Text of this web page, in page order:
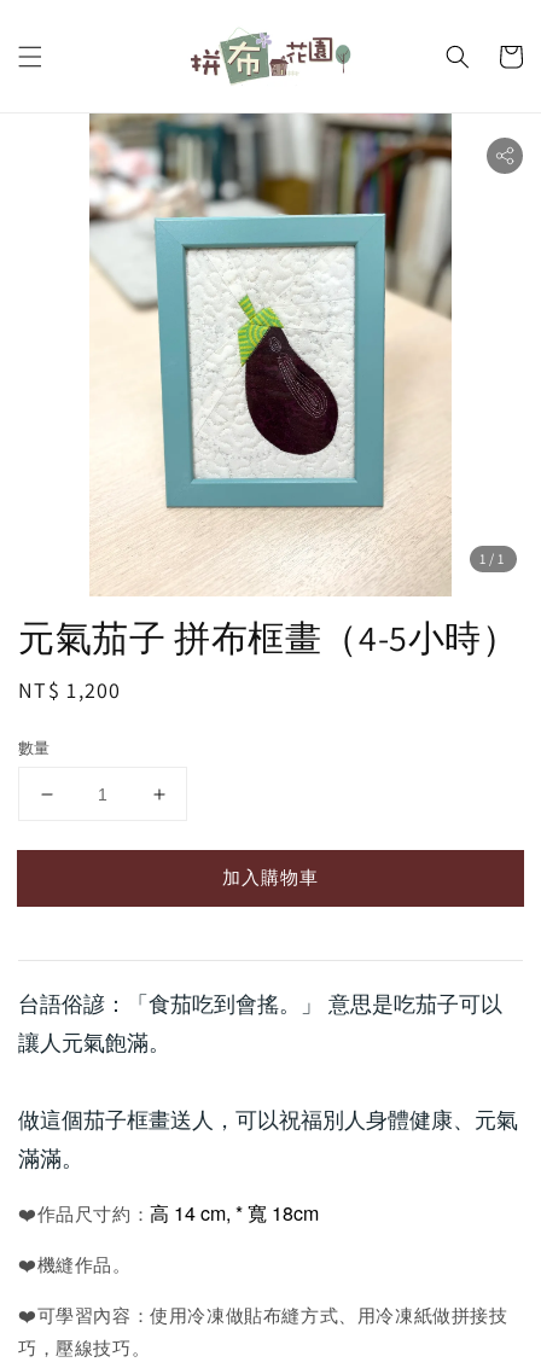
1 /1
元氣茄子 拼布框畫（4-5小時）
Regular
NT$ 1,200
數量
加入購物車
台語俗諺：「食茄吃到會搖。」 意思是吃茄子可以
讓人元氣飽滿。
做這個茄子框畫送人，可以祝福別人身體健康、元氣
滿滿。
❤️作品尺寸約：高 14 cm, * 寬 18cm
❤️機縫作品。
❤️可學習內容：使用冷凍做貼布縫方式、用冷凍紙做拼接技
巧，壓線技巧。